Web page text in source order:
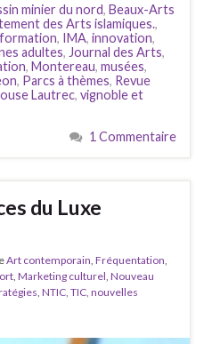
minier du nord, Beaux-Arts
des Arts islamiques.,
formation, IMA, innovation,
adultes, Journal des Arts,
, Montereau, musées,
, Parcs à thèmes, Revue
Lautrec, vignoble et
1 Commentaire
du Luxe
Art contemporain Fréquentation
Marketing culturel Nouveau
NTIC, TIC, nouvelles